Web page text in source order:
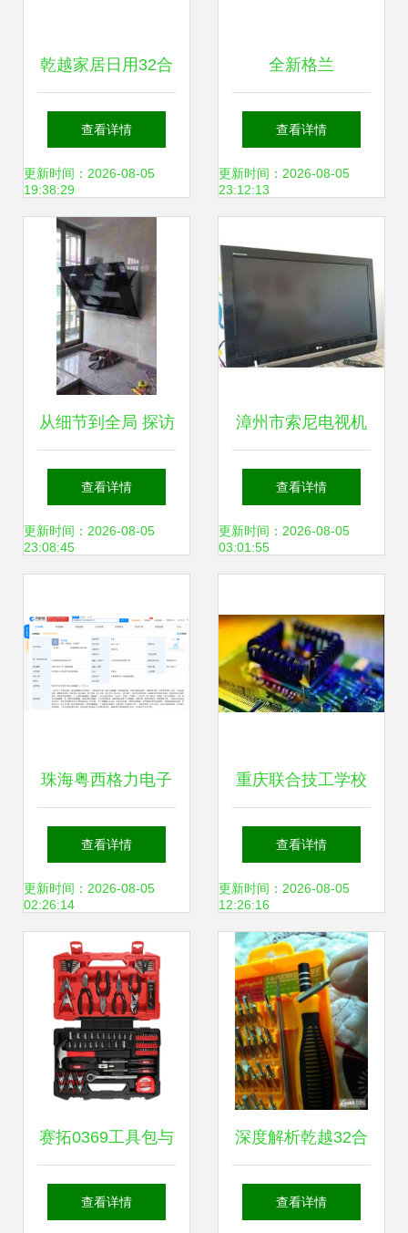
乾越家居日用32合
一多功能螺丝刀测
评 简单实用，家庭
维修好帮手
查看详情
更新时间：2026-08-05
19:38:29
全新格兰
G70F20CN2L-
B8H(BO)微波炉仅
查看详情
更新时间：2026-08-05
23:12:13
从细节到全局 探访
中山市石岐区华城
日用电器修理部的
查看详情
更新时间：2026-08-05
23:08:45
漳州市索尼电视机
及电器维修服务指
南
查看详情
更新时间：2026-08-05
03:01:55
珠海粤西格力电子
商务有限公司成
立，注册资本1亿
元主营日用电器修
理
查看详情
更新时间：2026-08-05
02:26:14
重庆联合技工学校
来务川招生，机不
可失！
查看详情
更新时间：2026-08-05
12:26:16
赛拓0369工具包与
銮铁日用品工具包
查看详情
深度解析乾越32合
一多功能螺丝刀 家
查看详情